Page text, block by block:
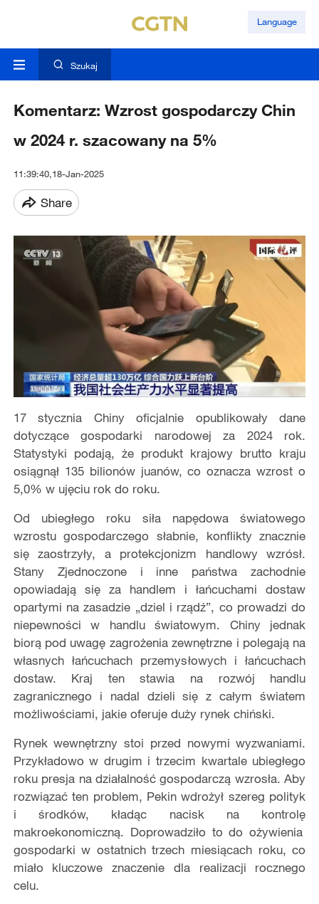
Language
Szukaj
Komentarz: Wzrost gospodarczy Chin
w 2024 r. szacowany na 5%
11:39:40,18-Jan-2025
Share
17 stycznia Chiny oficjalnie opublikowały dane
dotyczące gospodarki narodowej za 2024 rok.
Statystyki podają, że produkt krajowy brutto kraju
osiągnął135 bilionów juanów, co oznacza wzrost o
5,0% w ujęciu rok do roku.
Od ubiegłego roku siła napędowaświatowego
wzrostu gospodarczego słabnie, konflikty znacznie
sięzaostrzyły, a protekcjonizm handlowy wzrósł.
Stany Zjednoczone i inne państwa zachodnie
opowiadająsięza handlem iłańcuchami dostaw
opartymi na zasadzie „dziel i rządź”, co prowadzi do
niepewności w handluświatowym. Chiny jednak
biorąpod uwagę zagrożenia zewnętrzne i polegająna
własnychłańcuchach przemysłowych iłańcuchach
dostaw. Kraj ten stawia na rozwój handlu
zagranicznego i nadal dzieli się z całymświatem
możliwościami, jakie oferuje duży rynek chiński.
Rynek wewnętrzny stoi przed nowymi wyzwaniami.
Przykładowo w drugim i trzecim kwartale ubiegłego
roku presja na działalnośćgospodarczą wzrosła. Aby
rozwiązaćten problem, Pekin wdrożył szereg polityk
i środków, kładąc nacisk na kontrolę
makroekonomiczną. Doprowadziło to do ożywienia
gospodarki w ostatnich trzech miesiącach roku, co
miało kluczowe znaczenie dla realizacji rocznego
celu.